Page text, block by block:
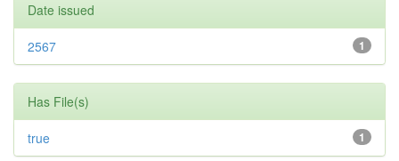
Date issued
1
2567
Has File(s)
1
true